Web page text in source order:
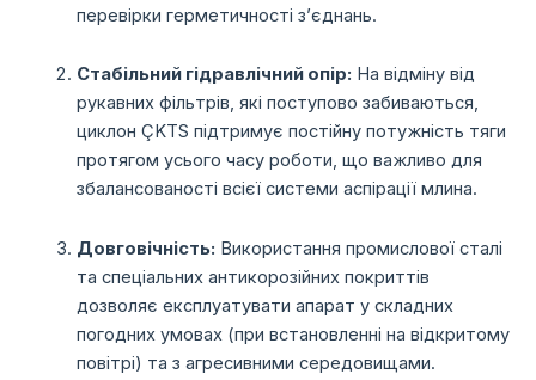
перевірки герметичності з’єднань.
Стабільний гідравлічний опір: На відміну від
рукавних фільтрів, які поступово забиваються,
циклон ÇKTS підтримує постійну потужність тяги
протягом усього часу роботи, що важливо для
збалансованості всієї системи аспірації млина.
Довговічність: Використання промислової сталі
та спеціальних антикорозійних покриттів
дозволяє експлуатувати апарат у складних
погодних умовах (при встановленні на відкритому
повітрі) та з агресивними середовищами.